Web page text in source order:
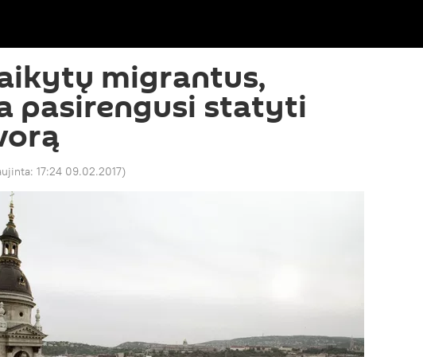
migrantus,
pasirengusi statyti
17:24 09.02.2017)